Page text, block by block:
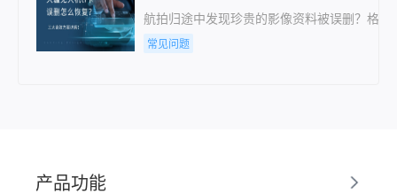
航拍归途中发现珍贵的影像资料被误删？格
常见问题
产品功能